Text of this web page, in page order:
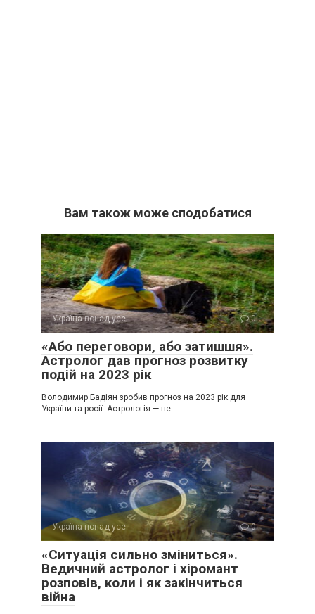
Вам також може сподобатися
Україна понад усе 0
«Або переговори, або затишшя».
Астролог дав прогноз розвитку
подій на 2023 рік
Володимир Бадіян зробив прогноз на 2023 рік для
України та росії. Астрологія — не
Україна понад усе 0
«Ситуація сильно зміниться».
Ведичний астролог і хіромант
розповів, коли і як закінчиться
війна